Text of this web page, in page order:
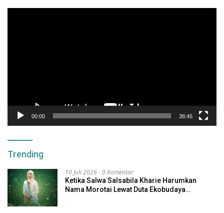
00:00 38:45
Trending
10 Juli 2026 0 Komentar
Ketika Salwa Salsabila Kharie Harumkan
Nama Morotai Lewat Duta Ekobudaya